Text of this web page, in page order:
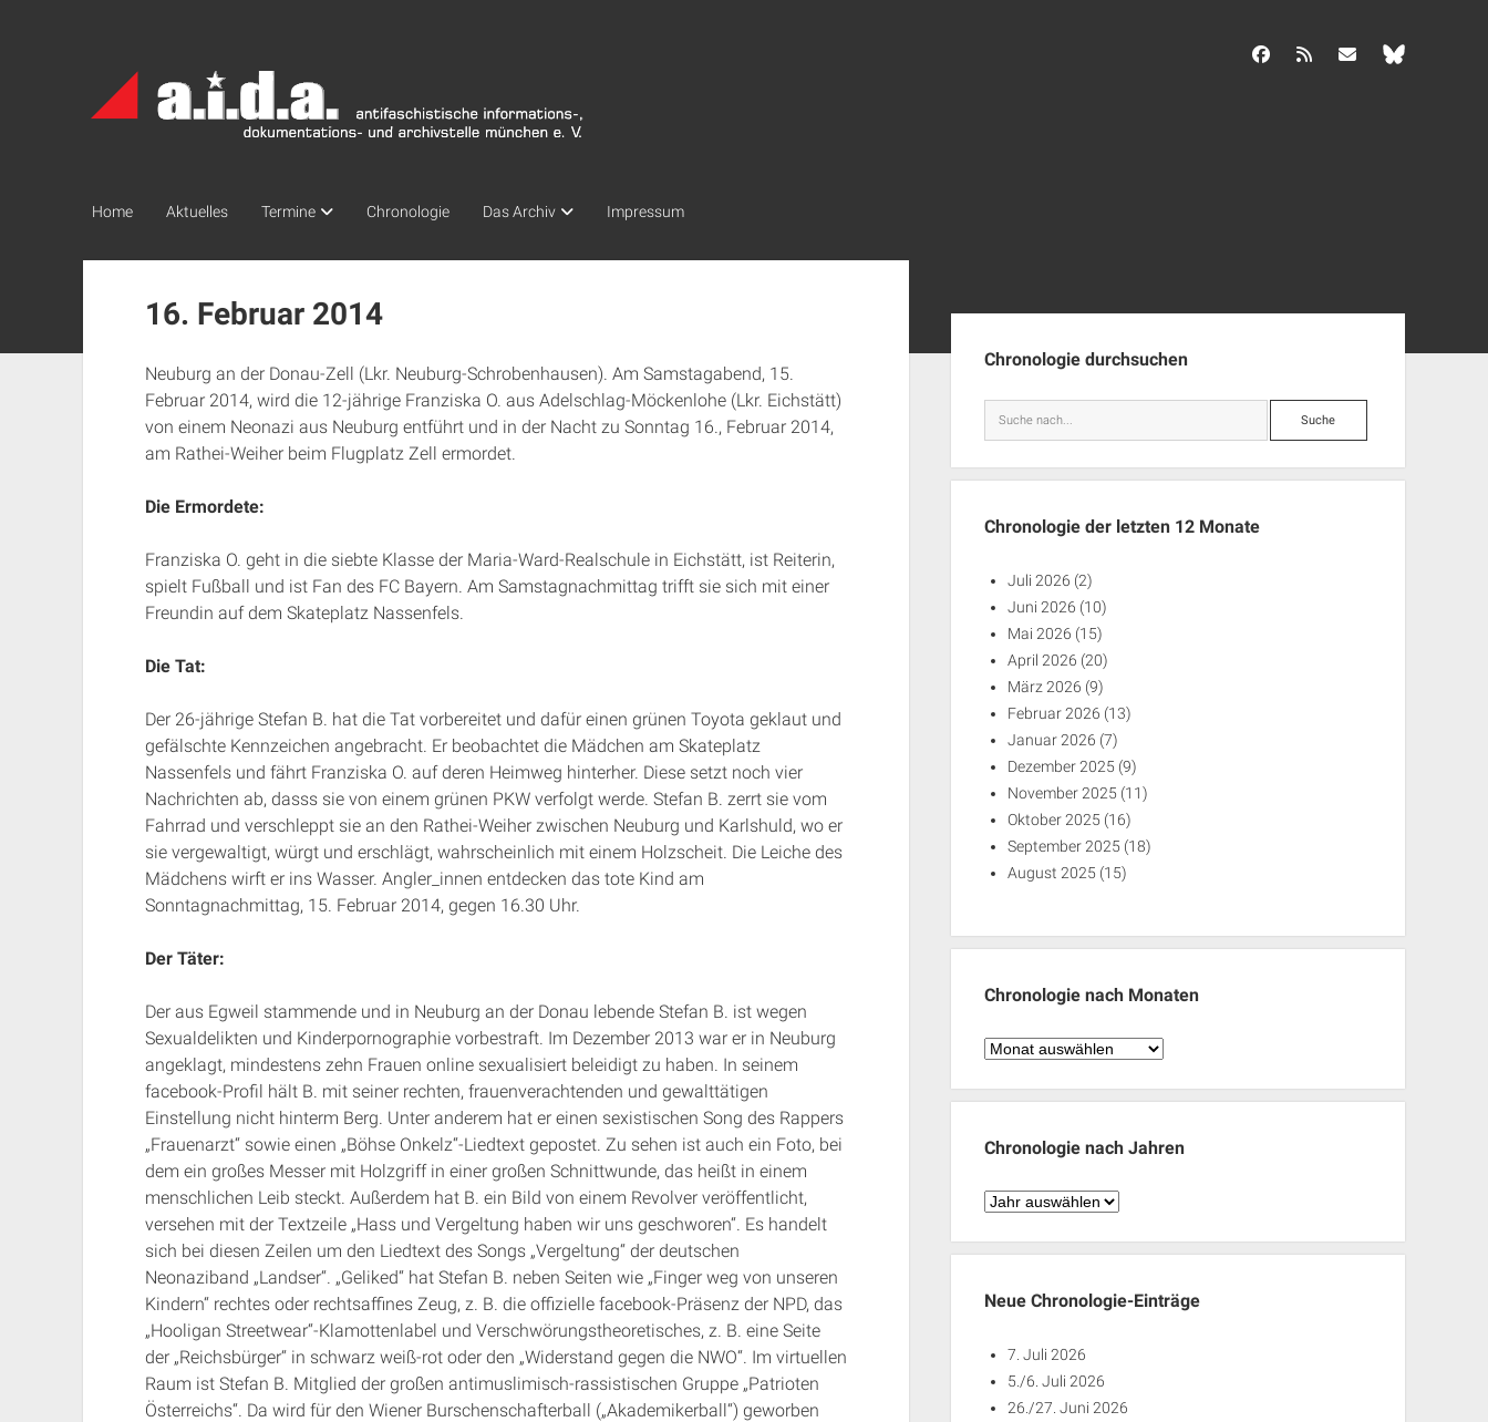
Archiv
München
facebook info@aida-archiv.de
Home Aktuelles Termine Chronologie Das Archiv Impressum
16. Februar 2014
Neuburg an der Donau-Zell (Lkr. Neuburg-Schrobenhausen). Am Samstagabend, 15.
Februar 2014, wird die 12-jährige Franziska O. aus Adelschlag-Möckenlohe (Lkr. Eichstätt)
von einem Neonazi aus Neuburg entführt und in der Nacht zu Sonntag 16., Februar 2014,
am Rathei-Weiher beim Flugplatz Zell ermordet.
Die Ermordete:
Franziska O. geht in die siebte Klasse der Maria-Ward-Realschule in Eichstätt, ist Reiterin,
spielt Fußball und ist Fan des FC Bayern. Am Samstagnachmittag trifft sie sich mit einer
Freundin auf dem Skateplatz Nassenfels.
Die Tat:
Der 26-jährige Stefan B. hat die Tat vorbereitet und dafür einen grünen Toyota geklaut und
gefälschte Kennzeichen angebracht. Er beobachtet die Mädchen am Skateplatz
Nassenfels und fährt Franziska O. auf deren Heimweg hinterher. Diese setzt noch vier
Nachrichten ab, dasss sie von einem grünen PKW verfolgt werde. Stefan B. zerrt sie vom
Fahrrad und verschleppt sie an den Rathei-Weiher zwischen Neuburg und Karlshuld, wo er
sie vergewaltigt, würgt und erschlägt, wahrscheinlich mit einem Holzscheit. Die Leiche des
Mädchens wirft er ins Wasser. Angler_innen entdecken das tote Kind am
Sonntagnachmittag, 15. Februar 2014, gegen 16.30 Uhr.
Der Täter:
Der aus Egweil stammende und in Neuburg an der Donau lebende Stefan B. ist wegen
Sexualdelikten und Kinderpornographie vorbestraft. Im Dezember 2013 war er in Neuburg
angeklagt, mindestens zehn Frauen online sexualisiert beleidigt zu haben. In seinem
facebook-Profil hält B. mit seiner rechten, frauenverachtenden und gewalttätigen
Einstellung nicht hinterm Berg. Unter anderem hat er einen sexistischen Song des Rappers
„Frauenarzt“ sowie einen „Böhse Onkelz“-Liedtext gepostet. Zu sehen ist auch ein Foto, bei
dem ein großes Messer mit Holzgriff in einer großen Schnittwunde, das heißt in einem
menschlichen Leib steckt. Außerdem hat B. ein Bild von einem Revolver veröffentlicht,
versehen mit der Textzeile „Hass und Vergeltung haben wir uns geschworen“. Es handelt
sich bei diesen Zeilen um den Liedtext des Songs „Vergeltung“ der deutschen
Neonaziband „Landser“. „Geliked“ hat Stefan B. neben Seiten wie „Finger weg von unseren
Kindern“ rechtes oder rechtsaffines Zeug, z. B. die offizielle facebook-Präsenz der NPD, das
„Hooligan Streetwear“-Klamottenlabel und Verschwörungstheoretisches, z. B. eine Seite
der „Reichsbürger“ in schwarz weiß-rot oder den „Widerstand gegen die NWO“. Im virtuellen
Raum ist Stefan B. Mitglied der großen antimuslimisch-rassistischen Gruppe „Patrioten
Österreichs“. Da wird für den Wiener Burschenschafterball („Akademikerball“) geworben
Chronologie durchsuchen
Suche
Chronologie der letzten 12 Monate
Juli 2026 (2)
Juni 2026 (10)
Mai 2026 (15)
April 2026 (20)
März 2026 (9)
Februar 2026 (13)
Januar 2026 (7)
Dezember 2025 (9)
November 2025 (11)
Oktober 2025 (16)
September 2025 (18)
August 2025 (15)
Chronologie nach Monaten
Chronologie
Monaten
Chronologie nach Jahren
Chronologie
Jahren
Neue Chronologie-Einträge
7. Juli 2026
5./6. Juli 2026
26./27. Juni 2026